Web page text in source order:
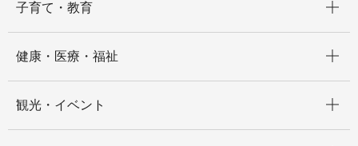
子育て・教育
健康・医療・福祉
観光・イベント